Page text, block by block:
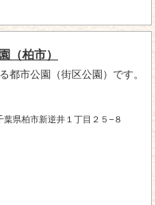
（柏市）
都市公園（街区公園）です。
葉県柏市新逆井１丁目２５−８